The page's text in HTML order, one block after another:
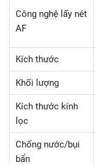
Công nghệ lấy nét
AF
Kích thước
Khối lượng
Kích thước kính
lọc
Chống nước/bụi
bẩn